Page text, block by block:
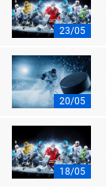
23/05
20/05
18/05